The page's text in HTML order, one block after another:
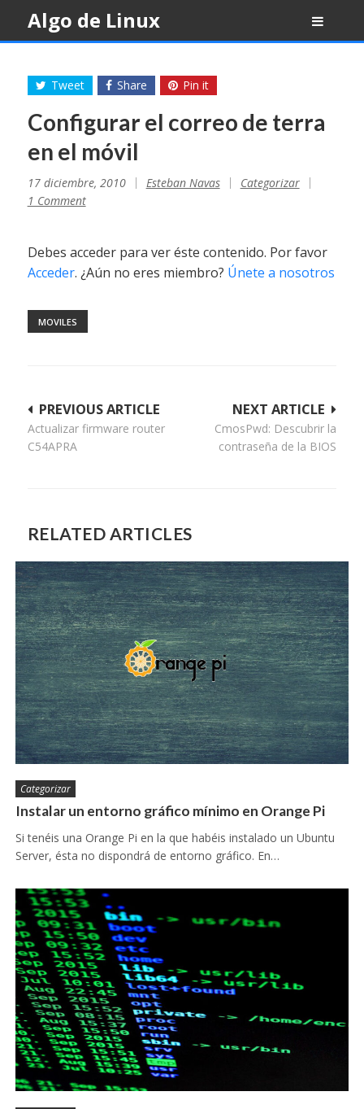
content
Algo de Linux
Tweet Share Pin it
Configurar el correo de terra
en el móvil
17 diciembre, 2010 Esteban Navas
Categorizar
1 Comment
Debes acceder para ver éste contenido. Por favor
Acceder. ¿Aún no eres miembro? Únete a nosotros
MOVILES
Navegación
de
NEXT ARTICLE
CmosPwd: Descubrir la
contraseña de la BIOS
PREVIOUS ARTICLE
Actualizar firmware router
C54APRA
RELATED ARTICLES
Categorizar
Instalar un entorno gráfico mínimo en Orange Pi
Si tenéis una Orange Pi en la que habéis instalado un Ubuntu
Server, ésta no dispondrá de entorno gráfico. En…